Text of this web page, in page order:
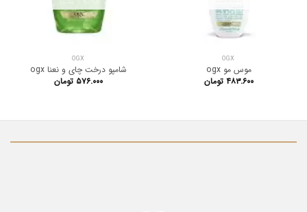
OGX
موس مو ogx
۴۸۳.۶۰۰ تومان
OGX
شامپو درخت چای و نعنا ogx
۵۷۶.۰۰۰ تومان